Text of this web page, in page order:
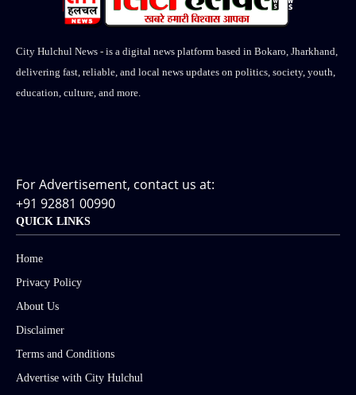
City Hulchul News - is a digital news platform based in Bokaro, Jharkhand,
delivering fast, reliable, and local news updates on politics, society, youth,
education, culture, and more.
For Advertisement, contact us at:
+91 92881 00990
QUICK LINKS
Home
Privacy Policy
About Us
Disclaimer
Terms and Conditions
Advertise with City Hulchul